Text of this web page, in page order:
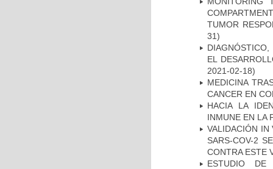
TUMOR
31)
EL
2021-02-18)
MEDICINA
CANCER EN
HACIA LA
INMUNE EN LA
VALIDACIÓN IN
SARS-COV-2
CONTRA ESTE
ESTUDIO DE